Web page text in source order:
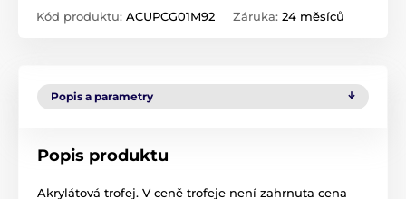
Kód produktu: ACUPCG01M92 Záruka: 24 měsíců
Popis a parametry
Popis produktu
Akrylátová trofej. V ceně trofeje není zahrnuta cena